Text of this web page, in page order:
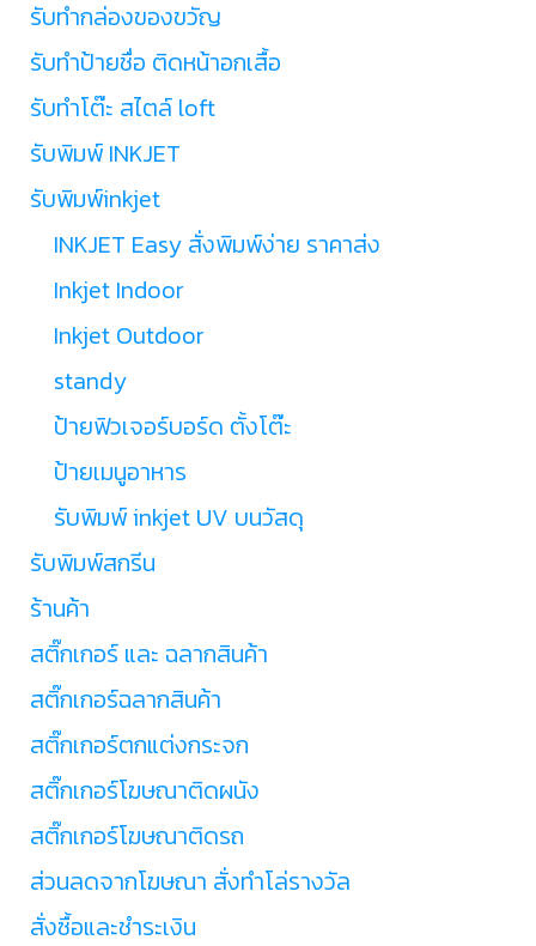
รับทำกล่องของขวัญ
รับทำป้ายชื่อ ติดหน้าอกเสื้อ
รับทำโต๊ะ สไตล์ loft
รับพิมพ์ INKJET
รับพิมพ์inkjet
INKJET Easy สั่งพิมพ์ง่าย ราคาส่ง
Inkjet Indoor
Inkjet Outdoor
standy
ป้ายฟิวเจอร์บอร์ด ตั้งโต๊ะ
ป้ายเมนูอาหาร
รับพิมพ์ inkjet UV บนวัสดุ
รับพิมพ์สกรีน
ร้านค้า
สติ๊กเกอร์ และ ฉลากสินค้า
สติ๊กเกอร์ฉลากสินค้า
สติ๊กเกอร์ตกแต่งกระจก
สติ๊กเกอร์โฆษณาติดผนัง
สติ๊กเกอร์โฆษณาติดรถ
ส่วนลดจากโฆษณา สั่งทำโล่รางวัล
สั่งซื้อและชำระเงิน